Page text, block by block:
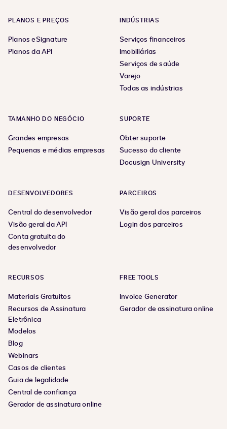
PLANOS E PREÇOS
Planos eSignature
Planos da API
INDÚSTRIAS
Serviços financeiros
Imobiliárias
Serviços de saúde
Varejo
Todas as indústrias
TAMANHO DO NEGÓCIO
Grandes empresas
Pequenas e médias empresas
SUPORTE
Obter suporte
Sucesso do cliente
Docusign University
DESENVOLVEDORES
Central do desenvolvedor
Visão geral da API
Conta gratuita do
desenvolvedor
PARCEIROS
Visão geral dos parceiros
Login dos parceiros
RECURSOS
Materiais Gratuitos
Recursos de Assinatura
Eletrônica
Modelos
Blog
Webinars
Casos de clientes
Guia de legalidade
Central de confiança
Gerador de assinatura online
FREE TOOLS
Invoice Generator
Gerador de assinatura online